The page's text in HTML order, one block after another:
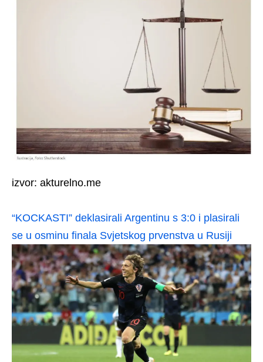
izvor: akturelno.me
“KOCKASTI” deklasirali Argentinu s 3:0 i plasirali
se u osminu finala Svjetskog prvenstva u Rusiji